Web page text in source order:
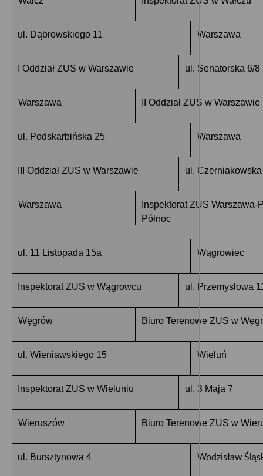
ul. Dąbrowskiego 11 Warszawa
I Oddział ZUS w Warszawie ul. Senatorska 6/8
Warszawa II Oddział ZUS w Warszawie
ul. Podskarbińska 25 Warszawa
III Oddział ZUS w Warszawie ul.
Warszawa
Inspektorat ZUS Warszawa-
Północ
ul. 11 Listopada 15a Wągrowiec
Inspektorat ZUS w Wągrowcu ul. Przemysłowa
Węgrów Biuro Terenowe ZUS w
ul. Wieniawskiego 15 Wieluń
Inspektorat ZUS w Wieluniu ul. 3 Maja 7
Wieruszów Biuro Terenowe ZUS w
ul. Bursztynowa 4 Wodzisław